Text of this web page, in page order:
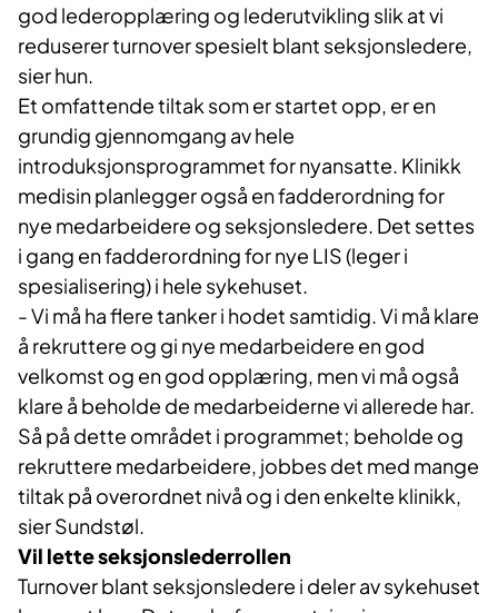
god lederopplæring og lederutvikling slik at vi
reduserer turnover spesielt blant seksjonsledere,
sier hun.
Et omfattende tiltak som er startet opp, er en
grundig gjennomgang av hele
introduksjonsprogrammet for nyansatte. Klinikk
medisin planlegger også en fadderordning for
nye medarbeidere og seksjonsledere. Det settes
i gang en fadderordning for nye LIS (leger i
spesialisering) i hele sykehuset.
- Vi må ha flere tanker i hodet samtidig. Vi må klare
å rekruttere og gi nye medarbeidere en god
velkomst og en god opplæring, men vi må også
klare å beholde de medarbeiderne vi allerede har.
Så på dette området i programmet; beholde og
rekruttere medarbeidere, jobbes det med mange
tiltak på overordnet nivå og i den enkelte klinikk,
sier Sundstøl.
Vil lette seksjonslederrollen
Turnover blant seksjonsledere i deler av sykehuset